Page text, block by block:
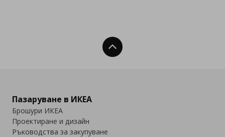
Нагоре
Пазаруване в ИКЕА
Брошури ИКЕА
Проектиране и дизайн
Ръководства за закупуване